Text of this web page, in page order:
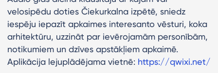
velosipēdu doties Čiekurkalna izpētē, sniedz
iespēju iepazīt apkaimes interesanto vēsturi, koka
arhitektūru, uzzināt par ievērojamām personībām,
notikumiem un dzīves apstākļiem apkaimē.
Aplikācija lejuplādējama vietnē: https://qwixi.net/